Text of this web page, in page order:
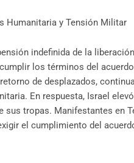
Humanitaria y Tensión Militar
indefinida de la
los términos del
de desplazados,
En respuesta, Israel
sus tropas. Manifestantes en
el cumplimiento del